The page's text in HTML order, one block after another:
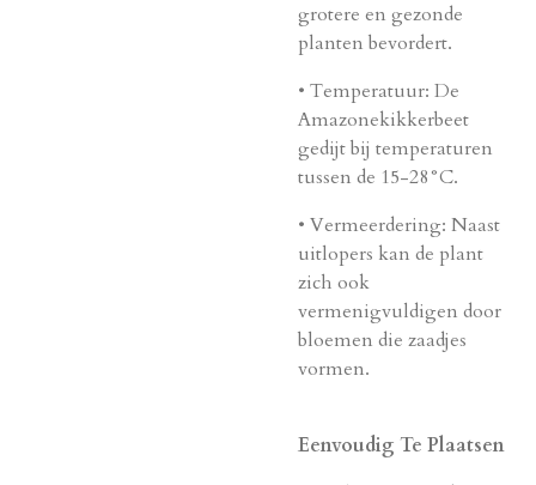
grotere en gezonde
planten bevordert.
• Temperatuur: De
Amazonekikkerbeet
gedijt bij temperaturen
tussen de 15-28°C.
• Vermeerdering: Naast
uitlopers kan de plant
zich ook
vermenigvuldigen door
bloemen die zaadjes
vormen.
Eenvoudig Te Plaatsen